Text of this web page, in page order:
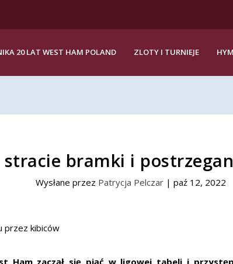
20 LAT WEST HAM POLAND ZLOTY I TURNIEJE
stracie bramki i
Wysłane przez Patrycja Pelczar | paź 12, 2022
Ham zaczął się piąć w ligowej tabeli i